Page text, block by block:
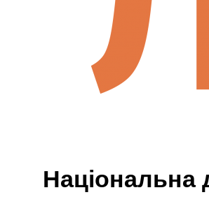
Національна